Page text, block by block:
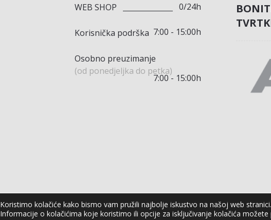
WEB SHOP 0/24h
Korisnička podrška 7:00 - 15:00h
Osobno preuzimanje
(od ponedjeljka do petka)
7:00 - 15:00h
Koristimo kolačiće kako bismo vam pružili najbolje iskustvo na našoj web stranici.
Informacije o kolačićima koje koristimo ili opcije za isključivanje kolačića